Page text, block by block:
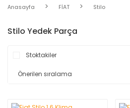
Anasayfa FİAT Stilo
Stilo Yedek Parça
Stoktakiler